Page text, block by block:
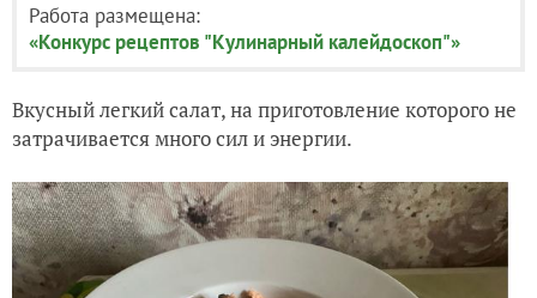
Работа размещена:
«Конкурс рецептов "Кулинарный калейдоскоп"»
Вкусный легкий салат, на приготовление которого не
затрачивается много сил и энергии.